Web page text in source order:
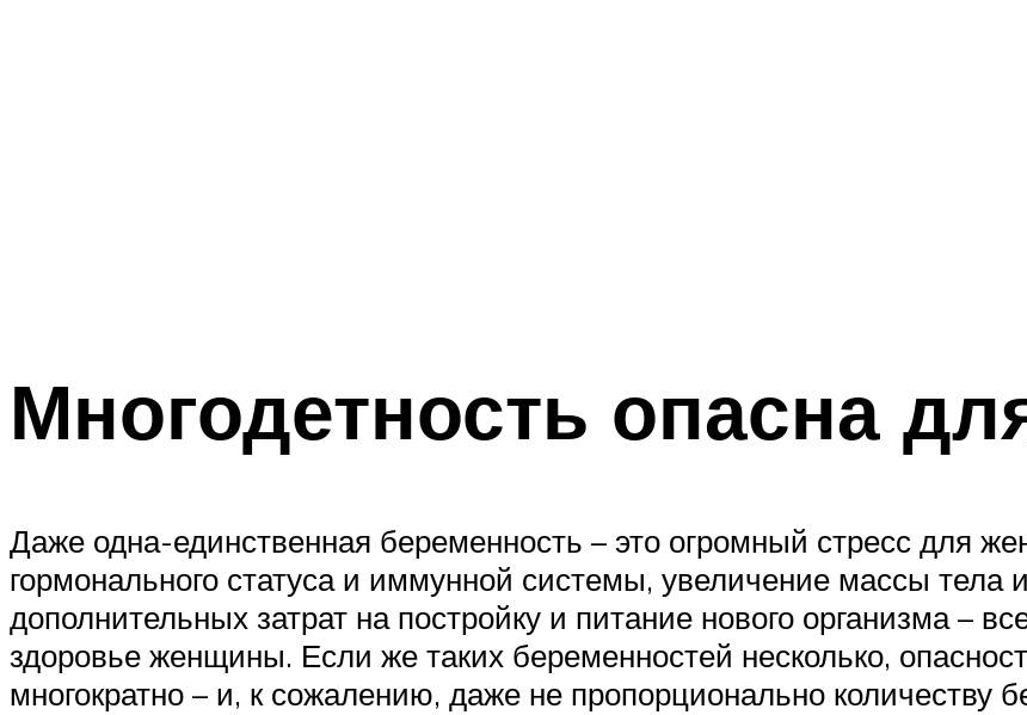
Многодетность опасна
Даже одна-единственная беременность – это огромный стресс для
гормонального статуса и иммунной системы, увеличение массы тела
дополнительных затрат на постройку и питание нового организма –
здоровье женщины. Если же таких беременностей несколько,
многократно – и, к сожалению, даже не пропорционально количеству